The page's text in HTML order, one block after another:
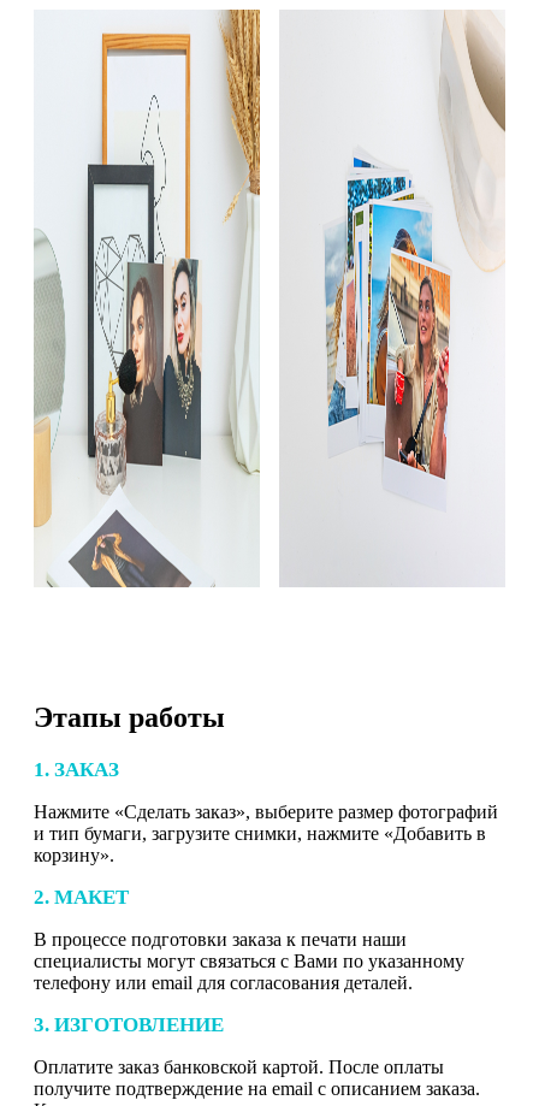
Этапы работы
1. ЗАКАЗ
Нажмите «Сделать заказ», выберите размер фотографий
и тип бумаги, загрузите снимки, нажмите «Добавить в
корзину».
2. МАКЕТ
В процессе подготовки заказа к печати наши
специалисты могут связаться с Вами по указанному
телефону или email для согласования деталей.
3. ИЗГОТОВЛЕНИЕ
Оплатите заказ банковской картой. После оплаты
получите подтверждение на email с описанием заказа.